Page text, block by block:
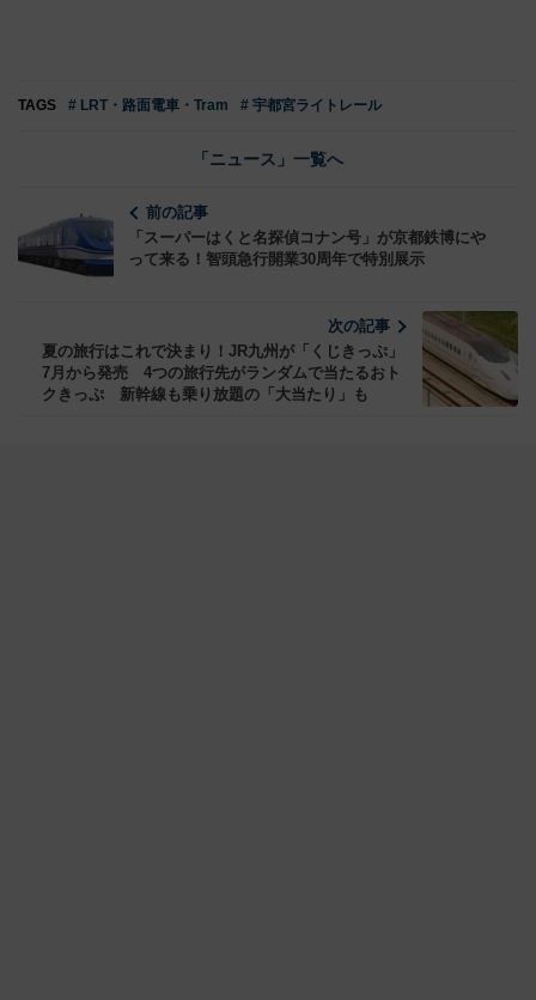
TAGS # LRT・路面電車・Tram # 宇都宮ライトレール
「ニュース」一覧へ
前の記事
「スーパーはくと名探偵コナン号」が京都鉄博にや
って来る！智頭急行開業30周年で特別展示
次の記事
夏の旅行はこれで決まり！JR九州が「くじきっぷ」
7月から発売 4つの旅行先がランダムで当たるおト
クきっぷ 新幹線も乗り放題の「大当たり」も